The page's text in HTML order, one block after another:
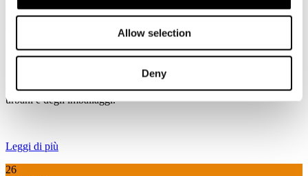
Allow selection
Deny
rifiuti organici, anche tramite compostaggio. Come è noto la carta è
compostabile in conformità alla EN 13432.
Ma il decreto #EOW per la carta e cartone, in aggiunta ai parametri
funzionale ad una raccolta differenziata della carta ben sviluppata e
che viene confermata come #essenziale per il #riciclo dei rifiuti
urbani e degli imballaggi.
Leggi di più
26